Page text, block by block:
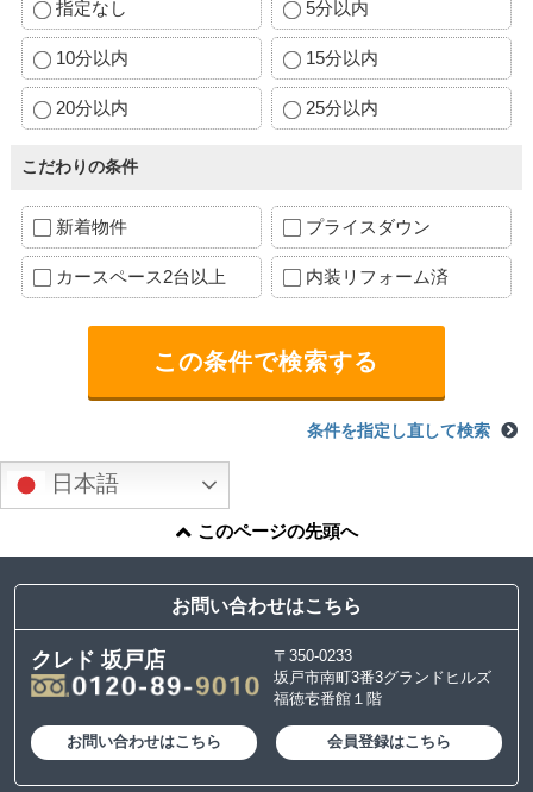
指定なし 5分以内
10分以内 15分以内
20分以内 25分以内
こだわりの条件
新着物件 プライスダウン
カースペース2台以上 内装リフォーム済
条件を指定し直して検索
日本語
このページの先頭へ
お問い合わせはこちら
クレド 坂戸店
〒350-0233
坂戸市南町3番3グランドヒルズ
福徳壱番館１階
お問い合わせはこちら 会員登録はこちら